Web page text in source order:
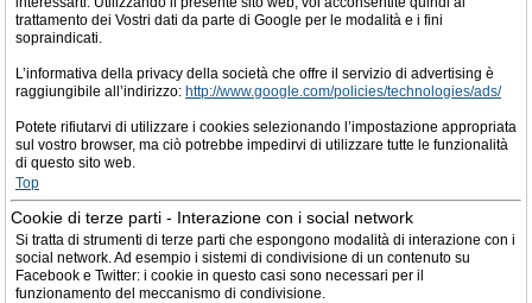
trattamento dei Vostri dati da parte di Google per le modalità e i fini
sopraindicati.
L’informativa della privacy della società che offre il servizio di advertising è
raggiungibile all’indirizzo: http://www.google.com/policies/technologies/ads/
Potete rifiutarvi di utilizzare i cookies selezionando l’impostazione appropriata
sul vostro browser, ma ciò potrebbe impedirvi di utilizzare tutte le funzionalità
di questo sito web.
Top
Cookie di terze parti - Interazione con i social network
Si tratta di strumenti di terze parti che espongono modalità di interazione con i
social network. Ad esempio i sistemi di condivisione di un contenuto su
Facebook e Twitter: i cookie in questo casi sono necessari per il
funzionamento del meccanismo di condivisione.